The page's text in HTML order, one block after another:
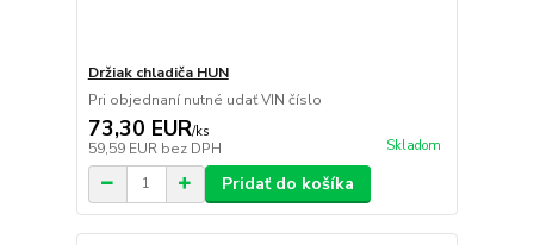
Držiak chladiča HUN
Pri objednaní nutné udať VIN číslo
73,30 EUR/ks
59,59 EUR bez DPH Skladom
Pridať do košíka